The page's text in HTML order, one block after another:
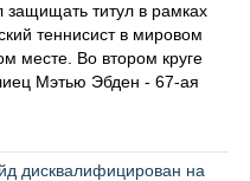
титул в рамках
теннисист в мировом
месте. Во втором круге
Мэтью Эбден - 67-ая